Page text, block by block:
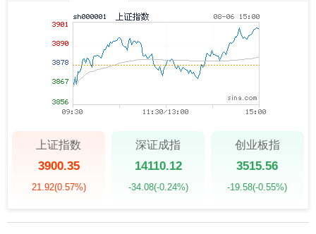
上证指数
3900.35
21.92(0.57%)
深证成指
14110.12
-34.08(-0.24%)
创业板指
3515.56
-19.58(-0.55%)